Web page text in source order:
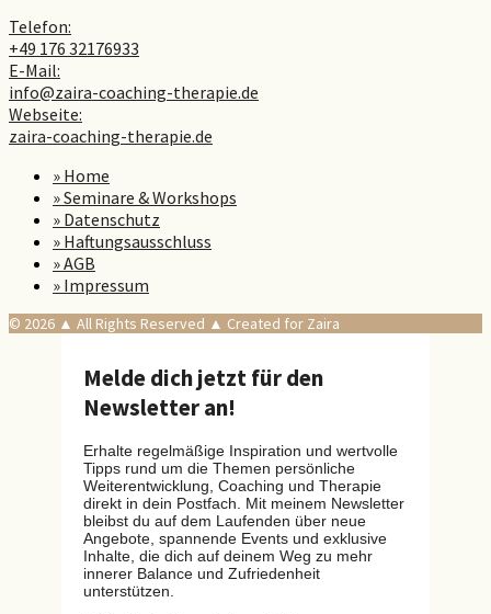
Telefon:
+49 176 32176933
E-Mail:
info@zaira-coaching-therapie.de
Webseite:
zaira-coaching-therapie.de
» Home
» Seminare & Workshops
» Datenschutz
» Haftungsausschluss
» AGB
» Impressum
© 2026 ▲ All Rights Reserved ▲ Created for Zaira
Melde dich jetzt für den
Newsletter an!
Erhalte regelmäßige Inspiration und wertvolle
Tipps rund um die Themen persönliche
Weiterentwicklung, Coaching und Therapie
direkt in dein Postfach. Mit meinem Newsletter
bleibst du auf dem Laufenden über neue
Angebote, spannende Events und exklusive
Inhalte, die dich auf deinem Weg zu mehr
innerer Balance und Zufriedenheit
unterstützen.